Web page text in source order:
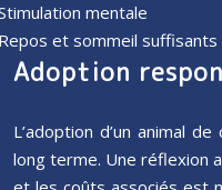
mentale
et sommeil suffisants
Adoption
L’adoption d’un animal
long terme. Une réflexion